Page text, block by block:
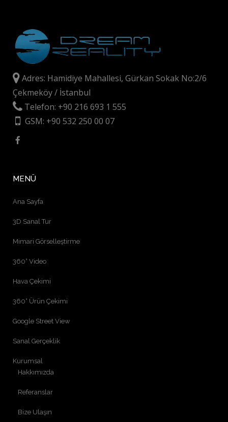
Adres: Hamidiye Mahallesi, Gürkan Sokak No:2/6
Çekmeköy / İstanbul
Telefon: +90 216 693 1 555
GSM: +90 532 250 00 07
MENÜ
Ana Sayfa
3D Sanal Tur
Mimari Görselleştirme
360° Video
Hava Çekimi
360° Ürün Çekimi
Google Street View
Sanal Gerçeklik
Kurumsal
Hakkımızda
Referanslar
Bize Ulaşın